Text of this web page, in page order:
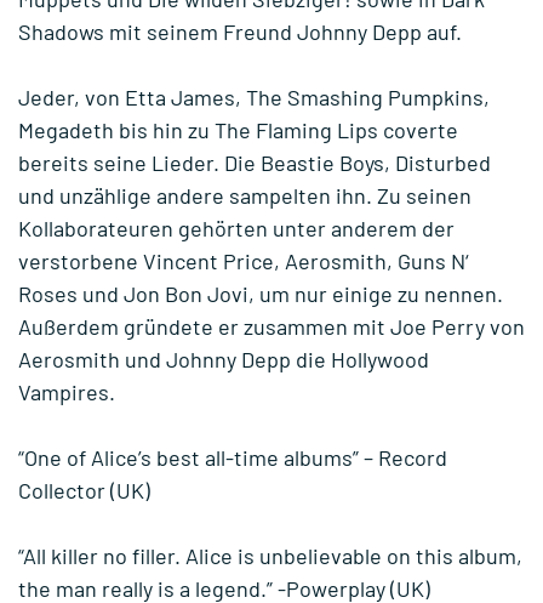
Shadows mit seinem Freund Johnny Depp auf.
Jeder, von Etta James, The Smashing Pumpkins,
Megadeth bis hin zu The Flaming Lips coverte
bereits seine Lieder. Die Beastie Boys, Disturbed
und unzählige andere sampelten ihn. Zu seinen
Kollaborateuren gehörten unter anderem der
verstorbene Vincent Price, Aerosmith, Guns N‘
Roses und Jon Bon Jovi, um nur einige zu nennen.
Außerdem gründete er zusammen mit Joe Perry von
Aerosmith und Johnny Depp die Hollywood
Vampires.
“One of Alice’s best all-time albums” – Record
Collector (UK)
“All killer no filler. Alice is unbelievable on this album,
the man really is a legend.” -Powerplay (UK)